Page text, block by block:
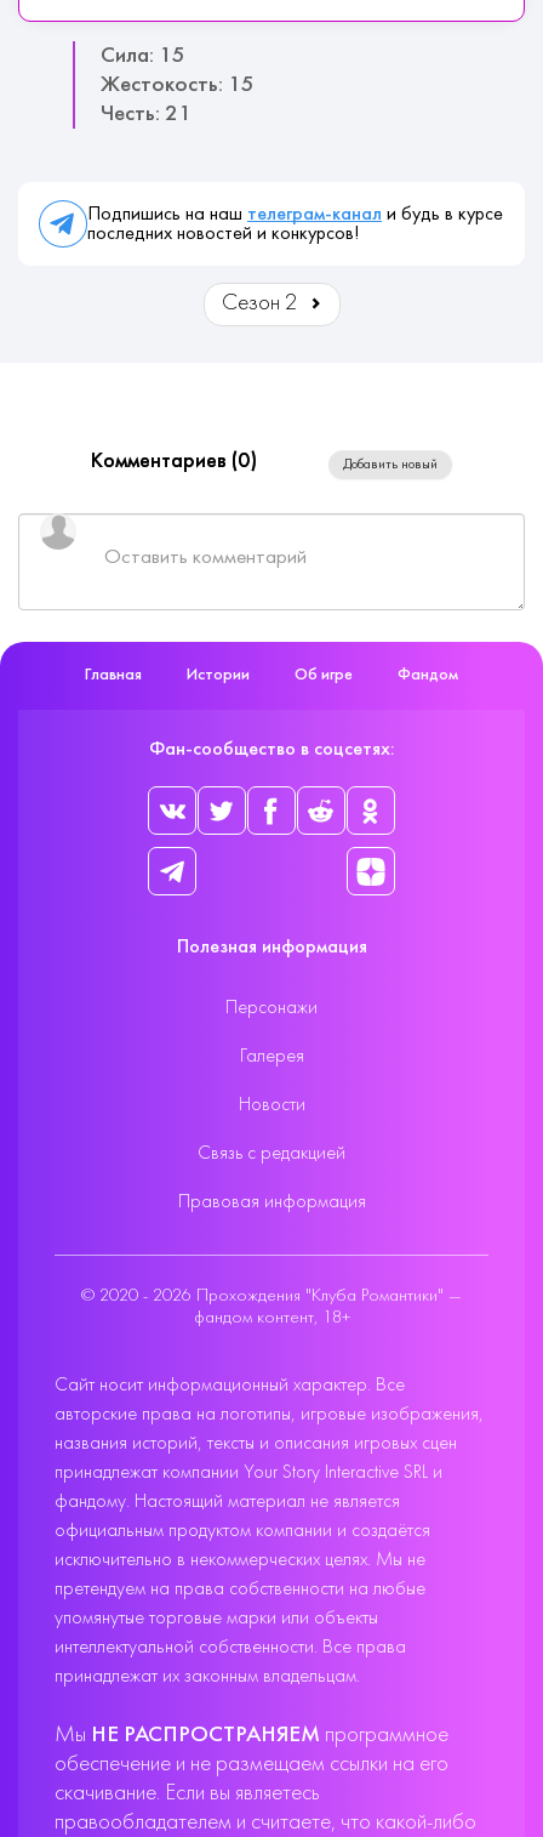
Сила: 15
Жестокость: 15
Честь: 21
Подпишись на наш телеграм-канал и будь в курсе
последних новостей и конкурсов!
Сезон 2
Комментариев (0) Добавить новый
Главная Истории Об игре Фандом
Фан-сообщество в соцсетях:
Полезная информация
Персонажи
Галерея
Новости
Связь с редакцией
Правовая информация
© 2020 - 2026 Прохождения "Клуба Романтики" —
фандом контент, 18+
Сайт носит информационный характер. Все
авторские права на логотипы, игровые изображения,
названия историй, тексты и описания игровых сцен
принадлежат компании Your Story Interactive SRL и
фандому. Настоящий материал не является
официальным продуктом компании и создаётся
исключительно в некоммерческих целях. Мы не
претендуем на права собственности на любые
упомянутые торговые марки или объекты
интеллектуальной собственности. Все права
принадлежат их законным владельцам.
Мы НЕ РАСПРОСТРАНЯЕМ программное
обеспечение и не размещаем ссылки на его
скачивание. Если вы являетесь
правообладателем и считаете, что какой-либо